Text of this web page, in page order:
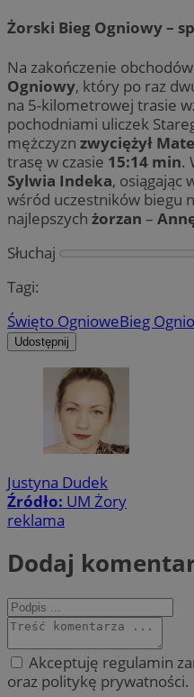
Żorski Bieg Ogniowy –
Na zakończenie obchodów
Ogniowy, który po raz
na 5-kilometrowej trasie
pochodniami uliczek
mężczyzn zwyciężył
trasę w czasie 15:14 min.
Sylwia Indeka, osiągając
wśród uczestników biegu
najlepszych żorzan –
Słuchaj
Tagi:
Święto OgnioweBieg
Udostępnij
Justyna Dudek
Źródło: UM Żory
reklama
Dodaj
Akceptuję regulamin
oraz politykę prywatności.